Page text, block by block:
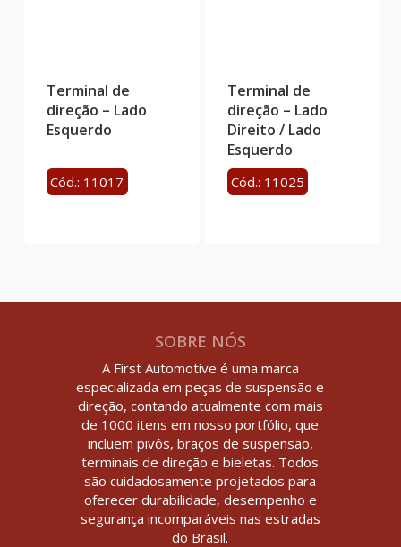
Terminal de
direção – Lado
Esquerdo
Cód.: 11017
Terminal de
direção – Lado
Direito / Lado
Esquerdo
Cód.: 11025
SOBRE NÓS
A First Automotive é uma marca
especializada em peças de suspensão e
direção, contando atualmente com mais
de 1000 itens em nosso portfólio, que
incluem pivôs, braços de suspensão,
terminais de direção e bieletas. Todos
são cuidadosamente projetados para
oferecer durabilidade, desempenho e
segurança incomparáveis nas estradas
do Brasil.